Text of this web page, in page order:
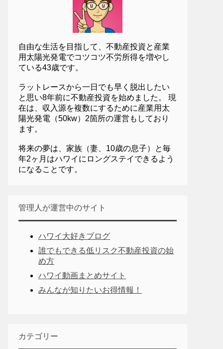
自由な生活を目指して、不動産投資と産業
用太陽光発電でコツコツ不労所得を増やし
ている43歳です。
ラットレースから一日でも早く脱出したい
と思い8年前に不動産投資を始めました。 現
在は、収入源を複数にするために産業用太
陽光発電（50kw）2箇所の運営もしており
ます。
将来の夢は、家族（妻、10歳の息子）と毎
年2ヶ月はハワイにロングステイできるよう
になることです。
管理人が運営中のサイト
ハワイ大好きブログ
誰でもできる低リスク不動産投資の始
め方
ハワイ動画まとめサイト
みんなが知りたいお得情報！
カテゴリー